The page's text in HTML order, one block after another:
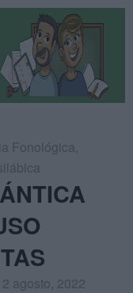
Fonológica,
agosto, 2022